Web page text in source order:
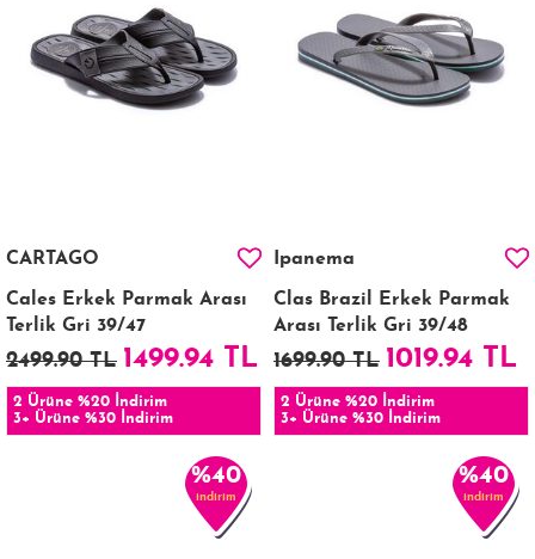
CARTAGO
Cales Erkek Parmak Arası
Terlik Gri 39/47
2499.90 TL 1499.94 TL
2 Ürüne %20 İndirim
3+ Ürüne %30 İndirim
Ipanema
Clas Brazil Erkek Parmak
Arası Terlik Gri 39/48
1699.90 TL 1019.94 TL
2 Ürüne %20 İndirim
3+ Ürüne %30 İndirim
%40
indirim
%40
indirim